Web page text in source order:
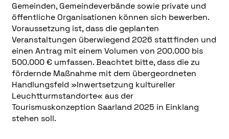
Gemeinden, Gemeindeverbände sowie private und
öffentliche Organisationen können sich bewerben.
Voraussetzung ist, dass die geplanten
Veranstaltungen überwiegend 2026 stattfinden und
einen Antrag mit einem Volumen von 200.000 bis
500.000 € umfassen. Beachtet bitte, dass die zu
fördernde Maßnahme mit dem übergeordneten
Handlungsfeld »Inwertsetzung kultureller
Leuchtturmstandorte« aus der
Tourismuskonzeption Saarland 2025 in Einklang
stehen soll.